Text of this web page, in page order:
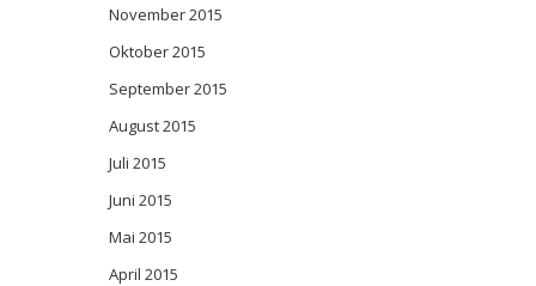
November 2015
Oktober 2015
September 2015
August 2015
Juli 2015
Juni 2015
Mai 2015
April 2015